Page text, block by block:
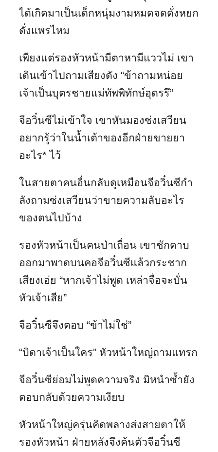
ได้เกิดมาเป็นเด็กหนุ่มงามหมดจดดั่งหยก
ดั่งแพรไหม
เพียงแต่รองหัวหน้ามีตาหามีแววไม่ เขา
เดินเข้าไปถามเสียงดัง “ข้าถามหน่อย
เจ้าเป็นบุตรชายแม่ทัพพิทักษ์อุดรรึ”
จีอวิ๋นซีไม่เข้าใจ เขาหันมองซ่งเสวียน
อยากรู้ว่าในน้ำเต้าของอีกฝ่ายขายยา
อะไร* ไว้
ในสายตาคนอื่นกลับดูเหมือนจีอวิ๋นซีกำ
ลังถามซ่งเสวียนว่าขายความลับอะไร
ของตนไปบ้าง
รองหัวหน้าเป็นคนป่าเถื่อน เขาชักดาบ
ออกมาพาดบนคอจีอวิ๋นซีแล้วกระชาก
เสียงเอ่ย “หากเจ้าไม่พูด เหล่าจื่อจะบั่น
หัวเจ้าเสีย”
จีอวิ๋นซีจึงตอบ “ข้าไม่ใช่”
“บิดาเจ้าเป็นใคร” หัวหน้าใหญ่ถามแทรก
จีอวิ๋นซีย่อมไม่พูดความจริง มิหนำซ้ำยัง
ตอบกลับด้วยความเงียบ
หัวหน้าใหญ่ครุ่นคิดพลางส่งสายตาให้
รองหัวหน้า ฝ่ายหลังจึงค้นตัวจีอวิ๋นซี